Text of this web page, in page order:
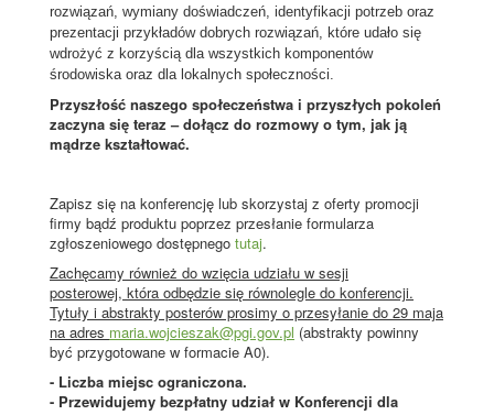
rozwiązań, wymiany doświadczeń, identyfikacji potrzeb oraz
prezentacji przykładów dobrych rozwiązań, które udało się
wdrożyć z korzyścią dla wszystkich komponentów
środowiska oraz dla lokalnych społeczności.
Przyszłość naszego społeczeństwa i przyszłych pokoleń
zaczyna się teraz – dołącz do rozmowy o tym, jak ją
mądrze kształtować.
Zapisz się na konferencję lub skorzystaj z oferty promocji
firmy bądź produktu poprzez przesłanie formularza
zgłoszeniowego dostępnego tutaj.
Zachęcamy również do wzięcia udziału w sesji
posterowej, która odbędzie się równolegle do konferencji.
Tytuły i abstrakty posterów prosimy o przesyłanie do 29 maja
na adres maria.wojcieszak@pgi.gov.pl (abstrakty powinny
być przygotowane w formacie A0).
- Liczba miejsc ograniczona.
- Przewidujemy bezpłatny udział w Konferencji dla